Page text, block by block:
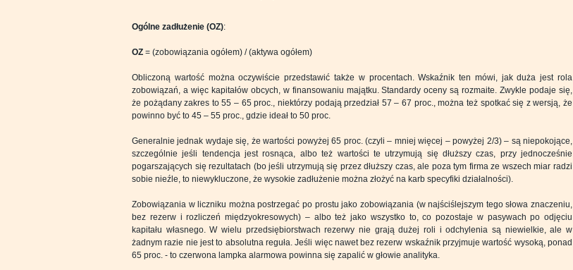
Ogólne zadłużenie (OZ):
OZ = (zobowiązania ogółem) / (aktywa ogółem)
Obliczoną wartość można oczywiście przedstawić także w procentach. Wskaźnik ten mówi, jak duża jest rola
zobowiązań, a więc kapitałów obcych, w finansowaniu majątku. Standardy oceny są rozmaite. Zwykle podaje się,
że pożądany zakres to 55 – 65 proc., niektórzy podają przedział 57 – 67 proc., można też spotkać się z wersją, że
powinno być to 45 – 55 proc., gdzie ideał to 50 proc.
Generalnie jednak wydaje się, że wartości powyżej 65 proc. (czyli – mniej więcej – powyżej 2/3) – są niepokojące,
szczególnie jeśli tendencja jest rosnąca, albo też wartości te utrzymują się dłuższy czas, przy jednocześnie
pogarszających się rezultatach (bo jeśli utrzymują się przez dłuższy czas, ale poza tym firma ze wszech miar radzi
sobie nieźle, to niewykluczone, że wysokie zadłużenie można złożyć na karb specyfiki działalności).
Zobowiązania w liczniku można postrzegać po prostu jako zobowiązania (w najściślejszym tego słowa znaczeniu,
bez rezerw i rozliczeń międzyokresowych) – albo też jako wszystko to, co pozostaje w pasywach po odjęciu
kapitału własnego. W wielu przedsiębiorstwach rezerwy nie grają dużej roli i odchylenia są niewielkie, ale w
żadnym razie nie jest to absolutna reguła. Jeśli więc nawet bez rezerw wskaźnik przyjmuje wartość wysoką, ponad
65 proc. - to czerwona lampka alarmowa powinna się zapalić w głowie analityka.